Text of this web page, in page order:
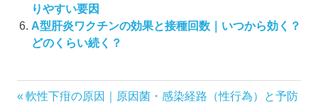
りやすい要因
A型肝炎ワクチンの効果と接種回数｜いつから効く？
どのくらい続く？
投前
軟性下疳の原因｜原因菌・感染経路（性行為）と予防